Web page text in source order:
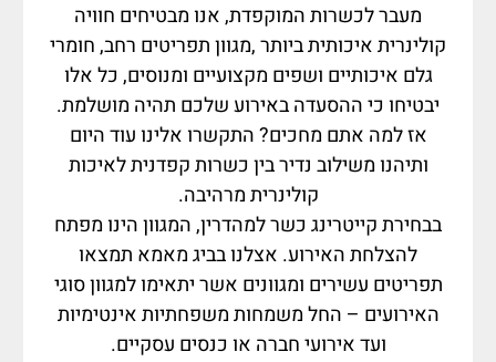
מעבר לכשרות המוקפדת, אנו מבטיחים חוויה
קולינרית איכותית ביותר ,מגוון תפריטים רחב, חומרי
גלם איכותיים ושפים מקצועיים ומנוסים, כל אלו
יבטיחו כי ההסעדה באירוע שלכם תהיה מושלמת.
אז למה אתם מחכים? התקשרו אלינו עוד היום
ותיהנו משילוב נדיר בין כשרות קפדנית לאיכות
קולינרית מרהיבה.
בבחירת קייטרינג כשר למהדרין, המגוון הינו מפתח
להצלחת האירוע. אצלנו בביג מאמא תמצאו
תפריטים עשירים ומגוונים אשר יתאימו למגוון סוגי
האירועים – החל משמחות משפחתיות אינטימיות
ועד אירועי חברה או כנסים עסקיים.